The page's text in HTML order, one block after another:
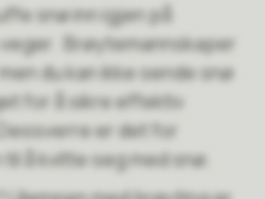
snø inn igjen på
Brøytemannskaper
du kan ikke sende snø
for å sikre effektiv
er det for
å kvitte seg med snø.